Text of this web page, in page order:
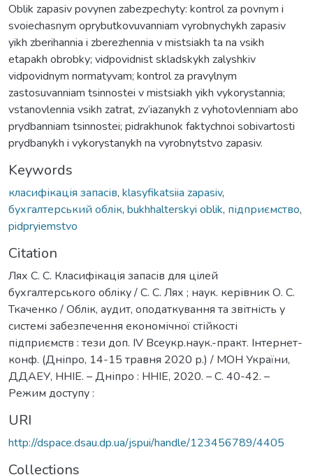
Oblik zapasiv povynen zabezpechyty: kontrol za povnym i
svoiechasnym oprybutkovuvanniam vyrobnychykh zapasiv
yikh zberihannia i zberezhennia v mistsiakh ta na vsikh
etapakh obrobky; vidpovidnist skladskykh zalyshkiv
vidpovidnym normatyvam; kontrol za pravylnym
zastosuvanniam tsinnostei v mistsiakh yikh vykorystannia;
vstanovlennia vsikh zatrat, zv‘iazanykh z vyhotovlenniam abo
prydbanniam tsinnostei; pidrakhunok faktychnoi sobivartosti
prydbanykh i vykorystanykh na vyrobnytstvo zapasiv.
Keywords
класифікація запасів, klasyfikatsiia zapasiv,
бухгалтерський облік, bukhhalterskyi oblik, підприємство,
pidpryiemstvo
Citation
Лях С. С. Класифікація запасів для цілей
бухгалтерського обліку / С. С. Лях ; наук. керівник О. С.
Ткаченко / Облік, аудит, оподаткування та звітність у
системі забезпечення економічної стійкості
підприємств : тези доп. IV Всеукр.наук.-практ. Інтернет-
конф. (Дніпро, 14-15 травня 2020 р.) / МОН України,
ДДАЕУ, ННІЕ. – Дніпро : ННІЕ, 2020. – С. 40-42. –
Режим доступу :
URI
http://dspace.dsau.dp.ua/jspui/handle/123456789/4405
Collections